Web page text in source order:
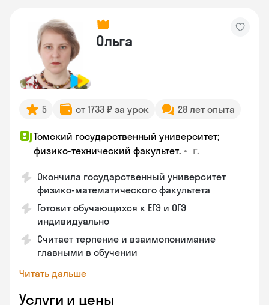
Ольга
5 от 1733 ₽ за урок 28 лет опыта
Томский государственный университет;
физико-технический факультет. • г.
Окончила государственный университет
физико-математического факультета
Готовит обучающихся к ЕГЭ и ОГЭ
индивидуально
Считает терпение и взаимопонимание
главными в обучении
Читать дальше
Услуги и цены